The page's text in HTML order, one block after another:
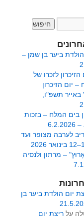
ביער בן שמן –
הזיכרון לזכרו של
– יום הזיכרון
תשפ"ו,
בים המלח – בזכות
לערבה מצופר ועד
– מרתון ולנסיה
יום הולדת ביער בן
על ריצת יום